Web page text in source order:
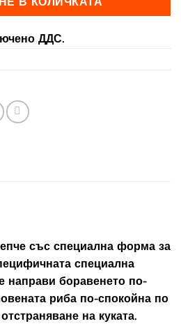
ДДС.
със специална форма за
специална
боравенето по-
риба по-спокойна по
на куката.